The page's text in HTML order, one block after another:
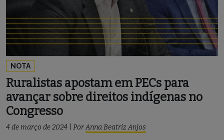
NOTA
Ruralistas apostam em PECs para
avançar sobre direitos indígenas no
Congresso
4 de março de 2024 PorAnna Beatriz Anjos